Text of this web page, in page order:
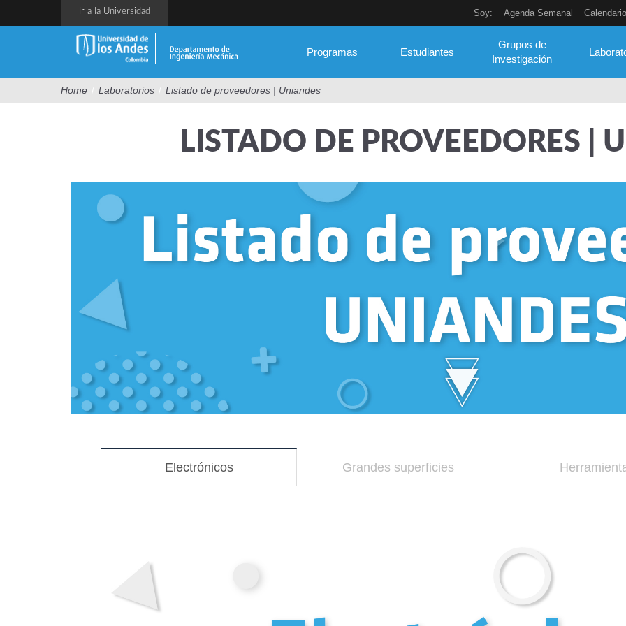
Soy: Agenda Semanal Calendario
Ir a la Universidad
Programas Estudiantes
Grupos de
Investigación
Home / Laboratorios / Listado de proveedores | Uniandes
LISTADO DE PROVEEDORES |
Electrónicos(solapa
Grandes superficies